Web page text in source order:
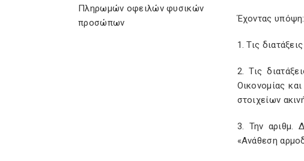
Πληρωμών οφειλών φυσικών
προσώπων
Έχοντας υπόψη:
1. Τις
2. Τις
Οικονομίας
στοιχείων
3. Την αριθμ.
«Ανάθεση